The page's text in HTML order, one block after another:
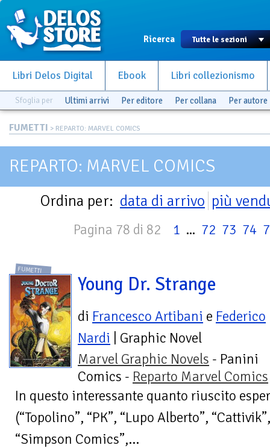
Ricerca
Libri Delos Digital Ebook Libri collezionismo
Sfoglia per Ultimi arrivi Per editore Per collana Per autore
FUMETTI > REPARTO: MARVEL COMICS
REPARTO: MARVEL COMICS
Ordina per: data di arrivo più
Pagina 78 di 82 1 ... 72 73 74
FUMETTI
Young Dr. Strange
di Francesco Artibani e Federico
Nardi | Graphic Novel
Marvel Graphic Novels - Panini
Comics - Reparto Marvel Comics
In questo interessante quanto riuscito
(“Topolino”, “PK”, “Lupo Alberto”,
“Simpson Comics”,...